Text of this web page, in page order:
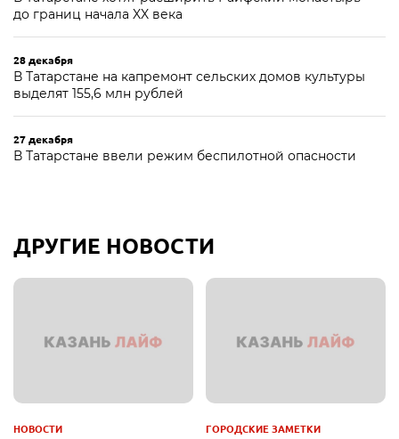
до границ начала XX века
28 декабря
В Татарстане на капремонт сельских домов культуры
выделят 155,6 млн рублей
27 декабря
В Татарстане ввели режим беспилотной опасности
ДРУГИЕ НОВОСТИ
НОВОСТИ ГОРОДСКИЕ ЗАМЕТКИ